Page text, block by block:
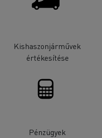
Kishaszonjárművek
értékesítése
Pénzügyek